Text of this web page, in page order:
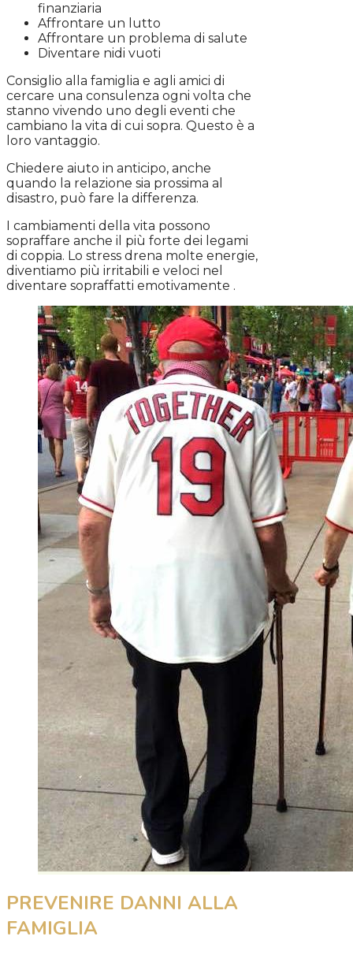
finanziaria
Affrontare un lutto
Affrontare un problema di salute
Diventare nidi vuoti
Consiglio alla famiglia e agli amici di
cercare una consulenza ogni volta che
stanno vivendo uno degli eventi che
cambiano la vita di cui sopra. Questo è a
loro vantaggio.
Chiedere aiuto in anticipo, anche
quando la relazione sia prossima al
disastro, può fare la differenza.
I cambiamenti della vita possono
sopraffare anche il più forte dei legami
di coppia. Lo stress drena molte energie,
diventiamo più irritabili e veloci nel
diventare sopraffatti emotivamente .
PREVENIRE DANNI ALLA
FAMIGLIA